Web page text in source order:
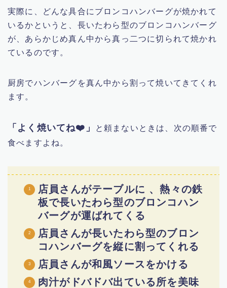
実際に、どんな具合にブロンコハンバーグが焼かれて
いるかというと、長いたわら型のブロンコハンバーグ
が、あらかじめ真ん中から真っ二つに切られて焼かれ
ているのです。
厨房でハンバーグを真ん中から割って焼いてきてくれ
ます。
「よく焼いてね❤️」
と頼まないときは、次の順番で
食べますよね。
店員さんがテーブルに 、熱々の鉄
板で長いたわら型のブロンコハン
バーグが運ばれてくる
店員さんが長いたわら型のブロン
コハンバーグを縦に割ってくれる
店員さんが和風ソースをかける
肉汁がドバドバ出ている所を美味